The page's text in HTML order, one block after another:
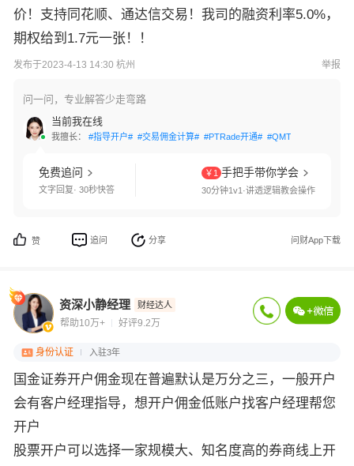
价！支持同花顺、通达信交易！我司的融资利率5.0%，
期权给到1.7元一张！！
发布于2023-4-13 14:30 杭州 举报
问一问，专业解答少走弯路
当前我在线
我擅长： #指导开户# #交易佣金计算# #PTRade开通# #QMT开通#
免费追问
文字回复· 30秒快答
￥1 手把手带你学会
30分钟1v1·讲透逻辑教会操作
赞 追问 分享 问财App下载
资深小静经理 财经达人
帮助10万+ 好评9.2万
身份认证 入驻3年
国金证券开户佣金现在普遍默认是万分之三，一般开户
会有客户经理指导，想开户佣金低账户找客户经理帮您
开户
股票开户可以选择一家规模大、知名度高的券商线上开